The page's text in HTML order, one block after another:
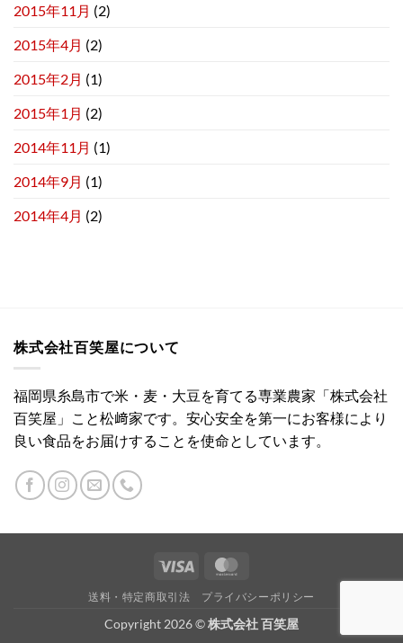
2015年11月 (2)
2015年4月 (2)
2015年2月 (1)
2015年1月 (2)
2014年11月 (1)
2014年9月 (1)
2014年4月 (2)
株式会社百笑屋について
福岡県糸島市で米・麦・大豆を育てる専業農家「株式会社
百笑屋」こと松﨑家です。安心安全を第一にお客様により
良い食品をお届けすることを使命としています。
Visa
送料・特定商取引法 プライバシーポリシー
Copyright 2026 ©株式会社 百笑屋